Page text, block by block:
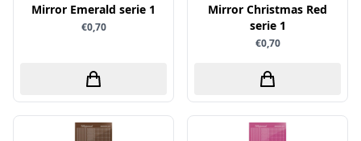
Little Birdie
Marianne Design
Marij Rahder
Memento
Mirror Emerald serie 1
€0,70
Mirror Christmas Red
serie 1
€0,70